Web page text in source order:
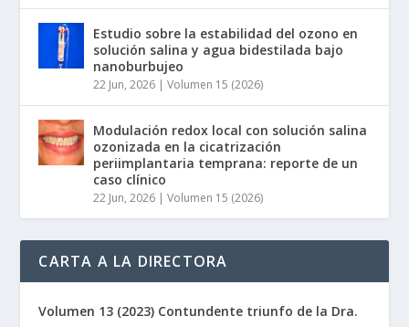
Estudio sobre la estabilidad del ozono en
solución salina y agua bidestilada bajo
nanoburbujeo
22 Jun, 2026 |Volumen 15 (2026)
Modulación redox local con solución salina
ozonizada en la cicatrización
periimplantaria temprana: reporte de un
caso clínico
22 Jun, 2026 |Volumen 15 (2026)
CARTA A LA DIRECTORA
Volumen 13 (2023) Contundente triunfo de la Dra.